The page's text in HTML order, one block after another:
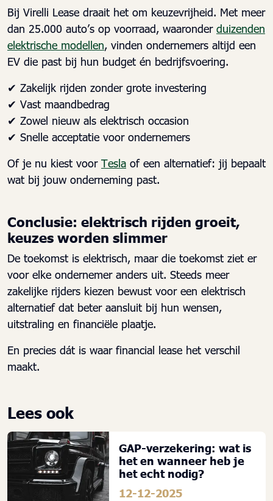
Bij Virelli Lease draait het om keuzevrijheid. Met meer
dan 25.000 auto’s op voorraad, waaronder duizenden
elektrische modellen, vinden ondernemers altijd een
EV die past bij hun budget én bedrijfsvoering.
✔ Zakelijk rijden zonder grote investering
✔ Vast maandbedrag
✔ Zowel nieuw als elektrisch occasion
✔ Snelle acceptatie voor ondernemers
Of je nu kiest voor Tesla of een alternatief: jij bepaalt
wat bij jouw onderneming past.
Conclusie: elektrisch rijden groeit,
keuzes worden slimmer
De toekomst is elektrisch, maar die toekomst ziet er
voor elke ondernemer anders uit. Steeds meer
zakelijke rijders kiezen bewust voor een elektrisch
alternatief dat beter aansluit bij hun wensen,
uitstraling en financiële plaatje.
En precies dát is waar financial lease het verschil
maakt.
Lees ook
GAP-verzekering: wat is
het en wanneer heb je
het echt nodig?
12-12-2025